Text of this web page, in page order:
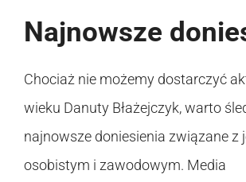
Najnowsze
Chociaż nie możemy dostarczyć
wieku Danuty Błażejczyk, warto
najnowsze doniesienia związane z
osobistym i zawodowym. Media